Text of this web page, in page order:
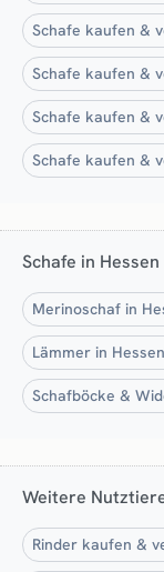
Schafe kaufen &
Schafe kaufen &
Schafe kaufen &
Schafe kaufen &
Schafe in
Merinoschaf in
Lämmer in
Schafböcke &
Weitere
Rinder kaufen &